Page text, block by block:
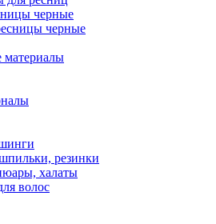
черные
черные
материалы
резинки
халаты
волос